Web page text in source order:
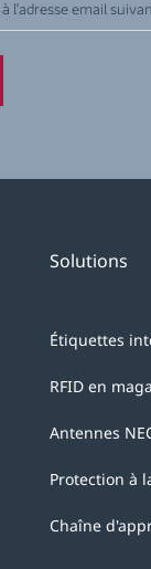
l'adresse email
Solutions
Étiquettes
RFID en
Antennes
Protection à
Chaîne